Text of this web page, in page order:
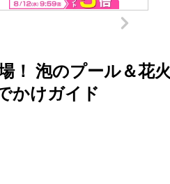
！ 泡のプール＆花
かけガイド